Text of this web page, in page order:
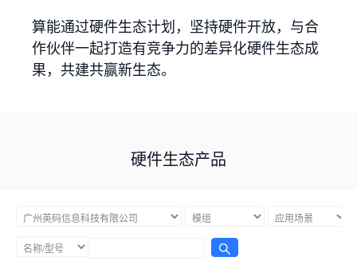
算能通过硬件生态计划，坚持硬件开放，与合
作伙伴一起打造有竞争力的差异化硬件生态成
果，共建共赢新生态。
硬件生态产品